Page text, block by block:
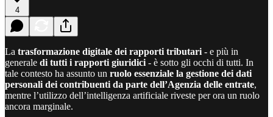
4
La trasformazione digitale dei rapporti tributari - e più in
generale di tutti i rapporti giuridici - è sotto gli occhi di tutti. In
tale contesto ha assunto un ruolo essenziale la gestione dei dati
personali dei contribuenti da parte dell’Agenzia delle entrate,
mentre l’utilizzo dell’intelligenza artificiale riveste per ora un ruolo
ancora marginale.